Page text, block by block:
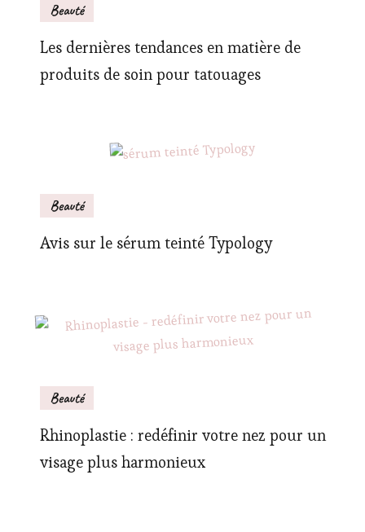
Beauté
Les dernières tendances en matière de
produits de soin pour tatouages
Beauté
Avis sur le sérum teinté Typology
Beauté
Rhinoplastie : redéfinir votre nez pour un
visage plus harmonieux